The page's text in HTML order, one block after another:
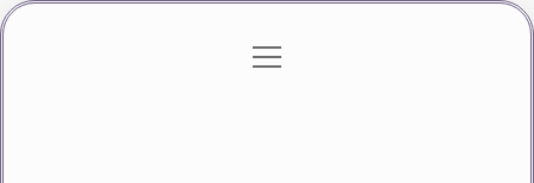
Gizlilik Politikası
menüyü